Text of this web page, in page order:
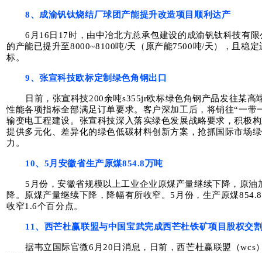
8、成渝钒钛烧结厂球团产能提升改造项目顺利达产
6月16日17时，由中冶北方总承包建设的成渝钒钛科技有
的产能已提升至8000~8100吨/天（原产能7500吨/天），且稳
标。
9、张宣科技欧标定制绿色角钢出口
日前，张宣科技200余吨s355jr欧标绿色角钢产品发往某高
性能各项指标全部满足订单要求。客户深加工后，将销往“一
输变电工程建设。张宣科技深入落实绿色发展战略要求，积极
提供多元化、差异化的绿色低碳材料创新方案，抢抓国际市场
力。
10、5月安徽省生产原煤854.8万吨
5月份，安徽省规模以上工业企业原煤产量继续下降，原
降。原煤产量继续下降，降幅有所收窄。5月份，生产原煤
收窄1.6个百分点。
11、西芒杜赢联盟与中国宝武完成西芒杜铁矿项目股权交
据韦立国际官微6月20日消息，日前，西芒杜赢联盟（wcs